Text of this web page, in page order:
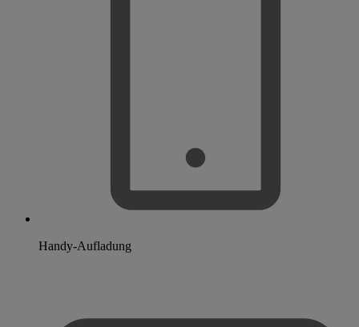
Handy-Aufladung